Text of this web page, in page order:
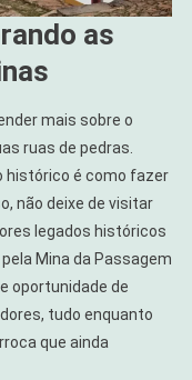
as
mais sobre o
ruas de pedras.
histórico é como fazer
não deixe de visitar
legados históricos
Mina da Passagem
oportunidade de
tudo enquanto
que ainda